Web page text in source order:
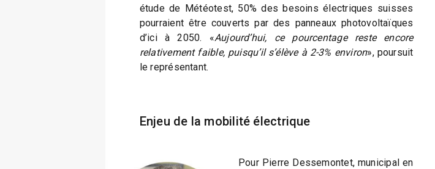
étude de Météotest, 50% des besoins électriques suisses
pourraient être couverts par des panneaux photovoltaïques
d’ici à 2050. «Aujourd’hui, ce pourcentage reste encore
relativement faible, puisqu’il s’élève à 2-3% environ», poursuit
le représentant.
Enjeu de la mobilité électrique
Pour Pierre Dessemontet, municipal en